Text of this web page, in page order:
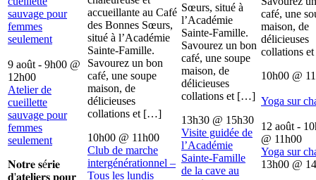
sauvage pour
femmes
seulement
9 août - 9h00 @
12h00
Atelier de
cueillette
sauvage pour
femmes
seulement
𝐍𝐨𝐭𝐫𝐞 𝐬é𝐫𝐢𝐞
𝐝'𝐚𝐭𝐞𝐥𝐢𝐞𝐫𝐬 𝐩𝐨𝐮𝐫
accueillante au Café
des Bonnes Sœurs,
situé à l’Académie
Sainte-Famille.
Savourez un bon
café, une soupe
maison, de
délicieuses
collations et […]
10h00 @ 11h00
Club de marche
intergénérationnel –
Tous les lundis
Sœurs, situé à
l’Académie
Sainte-Famille.
Savourez un bon
café, une soupe
maison, de
délicieuses
collations et […]
13h30 @ 15h30
Visite guidée de
l’Académie
Sainte-Famille
de la cave au
café, une
maison, de
délicieuses
collations
10h00 @
Yoga sur
12 août -
@ 11h00
Yoga sur
13h00 @